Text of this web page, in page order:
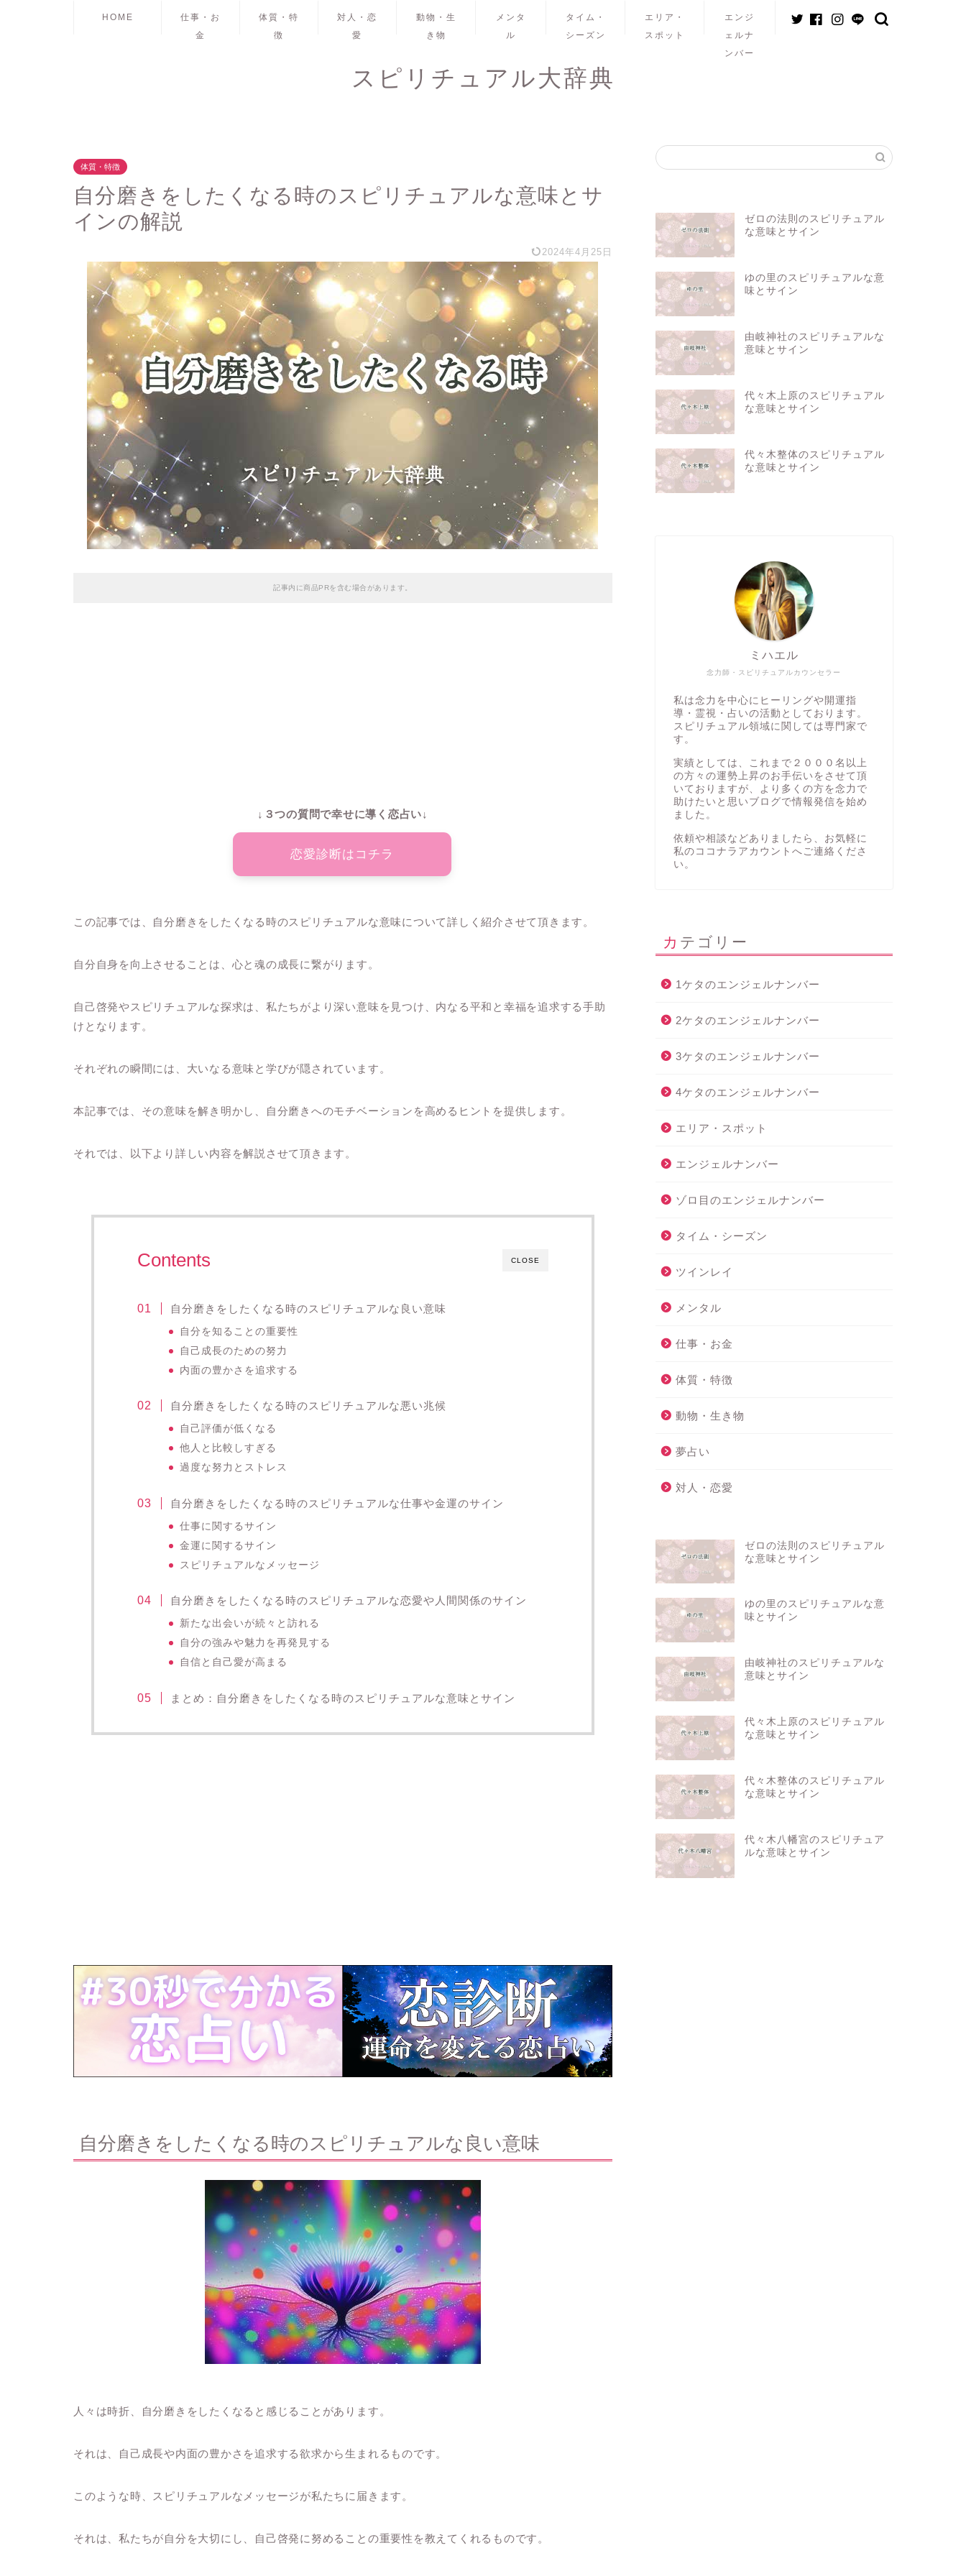
HOME
仕事・お
金
体質・特
徴
対人・恋
愛
動物・生
き物
メンタ
ル
タイム・
シーズン
エリア・
スポット
エンジ
ェルナ
ンバー
スピリチュアル大辞典
体質・特徴
自分磨きをしたくなる時のスピリチュアルな意味とサ
インの解説
2024年4月25日
記事内に商品PRを含む場合があります。
↓３つの質問で幸せに導く恋占い↓
恋愛診断はコチラ
この記事では、自分磨きをしたくなる時のスピリチュアルな意味について詳しく紹介させて頂きます。
自分自身を向上させることは、心と魂の成長に繋がります。
自己啓発やスピリチュアルな探求は、私たちがより深い意味を見つけ、内なる平和と幸福を追求する手助
けとなります。
それぞれの瞬間には、大いなる意味と学びが隠されています。
本記事では、その意味を解き明かし、自分磨きへのモチベーションを高めるヒントを提供します。
それでは、以下より詳しい内容を解説させて頂きます。
CLOSE
Contents
自分磨きをしたくなる時のスピリチュアルな良い意味
自分を知ることの重要性
自己成長のための努力
内面の豊かさを追求する
自分磨きをしたくなる時のスピリチュアルな悪い兆候
自己評価が低くなる
他人と比較しすぎる
過度な努力とストレス
自分磨きをしたくなる時のスピリチュアルな仕事や金運のサイン
仕事に関するサイン
金運に関するサイン
スピリチュアルなメッセージ
自分磨きをしたくなる時のスピリチュアルな恋愛や人間関係のサイン
新たな出会いが続々と訪れる
自分の強みや魅力を再発見する
自信と自己愛が高まる
まとめ：自分磨きをしたくなる時のスピリチュアルな意味とサイン
自分磨きをしたくなる時のスピリチュアルな良い意味
人々は時折、自分磨きをしたくなると感じることがあります。
それは、自己成長や内面の豊かさを追求する欲求から生まれるものです。
このような時、スピリチュアルなメッセージが私たちに届きます。
それは、私たちが自分を大切にし、自己啓発に努めることの重要性を教えてくれるものです。
ゼロの法則のスピリチュアル
な意味とサイン
ゆの里のスピリチュアルな意
味とサイン
由岐神社のスピリチュアルな
意味とサイン
代々木上原のスピリチュアル
な意味とサイン
代々木整体のスピリチュアル
な意味とサイン
念力師・スピリチュアルカウンセラー
ミハエル
私は念力を中心にヒーリングや開運指
導・霊視・占いの活動としております。
スピリチュアル領域に関しては専門家で
す。
実績としては、これまで２０００名以上
の方々の運勢上昇のお手伝いをさせて頂
いておりますが、より多くの方を念力で
助けたいと思いブログで情報発信を始め
ました。
依頼や相談などありましたら、お気軽に
私の ココナラアカウント へご連絡くださ
い。
カテゴリー
1ケタのエンジェルナンバー
2ケタのエンジェルナンバー
3ケタのエンジェルナンバー
4ケタのエンジェルナンバー
エリア・スポット
エンジェルナンバー
ゾロ目のエンジェルナンバー
タイム・シーズン
ツインレイ
メンタル
仕事・お金
体質・特徴
動物・生き物
夢占い
対人・恋愛
ゼロの法則のスピリチュアル
な意味とサイン
ゆの里のスピリチュアルな意
味とサイン
由岐神社のスピリチュアルな
意味とサイン
代々木上原のスピリチュアル
な意味とサイン
代々木整体のスピリチュアル
な意味とサイン
代々木八幡宮のスピリチュア
ルな意味とサイン